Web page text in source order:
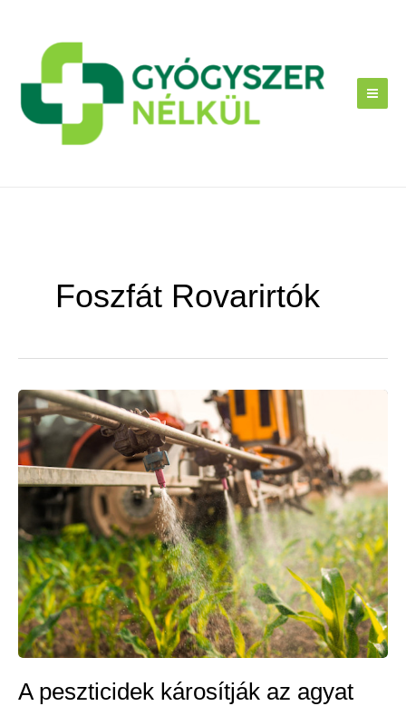
Foszfát Rovarirtók
A peszticidek károsítják az agyat